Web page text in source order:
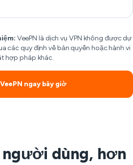
VeePN là dịch vụ VPN không được dự
các quy định về bản quyền hoặc hành vi
hợp pháp khác.
ngay bây giờ
dùng, hơn